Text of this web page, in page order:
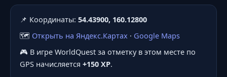
📌 Координаты: 54.43900, 160.12800
🗺️ Открыть на Яндекс.Картах · Google Maps
🎮 В игре WorldQuest за отметку в этом месте по
GPS начисляется +150 XP.